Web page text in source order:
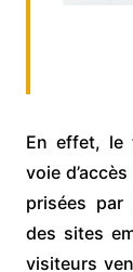
En effet, le
voie
prisées
des sites
visiteurs